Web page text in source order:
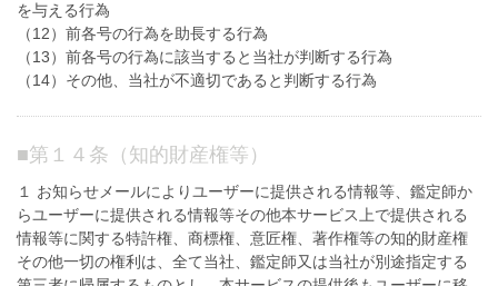
を与える行為
（12）前各号の行為を助長する行為
（13）前各号の行為に該当すると当社が判断する行為
（14）その他、当社が不適切であると判断する行為
■第１４条（知的財産権等）
１ お知らせメールによりユーザーに提供される情報等、鑑定師か
らユーザーに提供される情報等その他本サービス上で提供される
情報等に関する特許権、商標権、意匠権、著作権等の知的財産権
その他一切の権利は、全て当社、鑑定師又は当社が別途指定する